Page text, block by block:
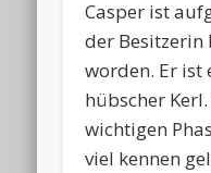
Casper ist
der Besitzerin
worden. Er ist
hübscher
wichtigen
viel kennen